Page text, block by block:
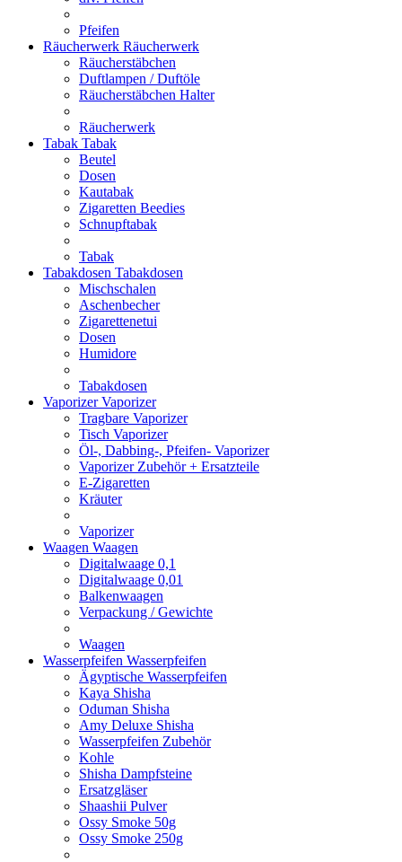
Pfeifen
Räucherwerk Räucherwerk
Räucherstäbchen
Duftlampen / Duftöle
Räucherstäbchen Halter
Räucherwerk
Tabak Tabak
Beutel
Dosen
Kautabak
Zigaretten Beedies
Schnupftabak
Tabak
Tabakdosen Tabakdosen
Mischschalen
Aschenbecher
Zigarettenetui
Dosen
Humidore
Tabakdosen
VaporizerVaporizer
Tragbare Vaporizer
Tisch Vaporizer
Öl-, Dabbing-, Pfeifen- Vaporizer
Vaporizer Zubehör + Ersatzteile
E-Zigaretten
Kräuter
Vaporizer
Waagen Waagen
Digitalwaage 0,1
Digitalwaage 0,01
Balkenwaagen
Verpackung / Gewichte
Waagen
Wasserpfeifen Wasserpfeifen
Ägyptische Wasserpfeifen
Kaya Shisha
Oduman Shisha
Amy Deluxe Shisha
Wasserpfeifen Zubehör
Kohle
Shisha Dampfsteine
Ersatzgläser
Shaashii Pulver
Ossy Smoke 50g
Ossy Smoke 250g